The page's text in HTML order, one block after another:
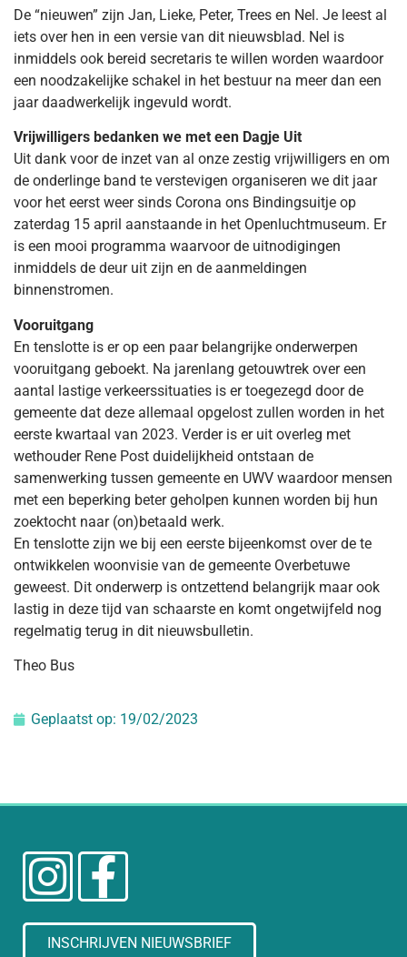
De “nieuwen” zijn Jan, Lieke, Peter, Trees en Nel. Je leest al
iets over hen in een versie van dit nieuwsblad. Nel is
inmiddels ook bereid secretaris te willen worden waardoor
een noodzakelijke schakel in het bestuur na meer dan een
jaar daadwerkelijk ingevuld wordt.
Vrijwilligers bedanken we met een Dagje Uit
Uit dank voor de inzet van al onze zestig vrijwilligers en om
de onderlinge band te verstevigen organiseren we dit jaar
voor het eerst weer sinds Corona ons Bindingsuitje op
zaterdag 15 april aanstaande in het Openluchtmuseum. Er
is een mooi programma waarvoor de uitnodigingen
inmiddels de deur uit zijn en de aanmeldingen
binnenstromen.
Vooruitgang
En tenslotte is er op een paar belangrijke onderwerpen
vooruitgang geboekt. Na jarenlang getouwtrek over een
aantal lastige verkeerssituaties is er toegezegd door de
gemeente dat deze allemaal opgelost zullen worden in het
eerste kwartaal van 2023. Verder is er uit overleg met
wethouder Rene Post duidelijkheid ontstaan de
samenwerking tussen gemeente en UWV waardoor mensen
met een beperking beter geholpen kunnen worden bij hun
zoektocht naar (on)betaald werk.
En tenslotte zijn we bij een eerste bijeenkomst over de te
ontwikkelen woonvisie van de gemeente Overbetuwe
geweest. Dit onderwerp is ontzettend belangrijk maar ook
lastig in deze tijd van schaarste en komt ongetwijfeld nog
regelmatig terug in dit nieuwsbulletin.
Theo Bus
Geplaatst op: 19/02/2023
INSCHRIJVEN NIEUWSBRIEF